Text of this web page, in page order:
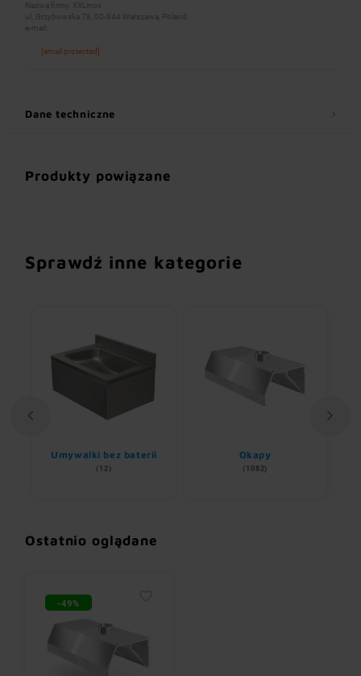
Nazwa firmy: XXLinox
ul. Grzybowska 78, 00-844 Warszawa, Poland
e-mail:
[email protected]
Dane techniczne
Produkty powiązane
Sprawdź inne kategorie
Umywalki bez baterii
(12)
Okapy
(1082)
Ostatnio oglądane
-49%